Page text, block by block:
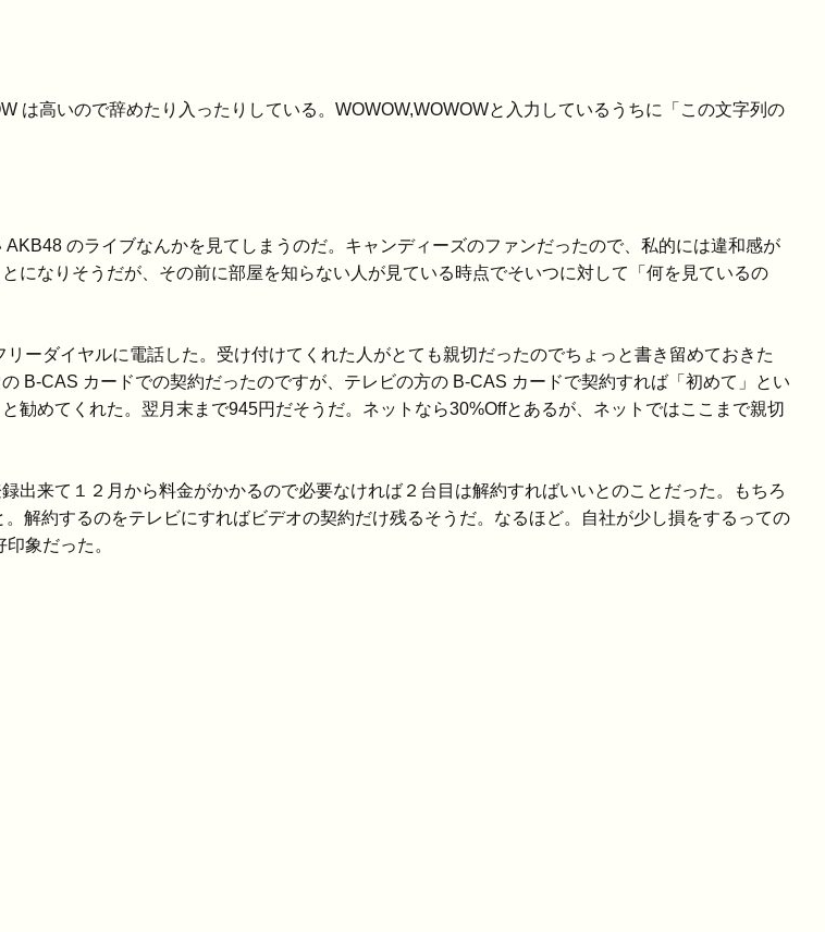
高いので辞めたり入ったりしている。WOWOW,WOWOWと入力しているうちに「この文字列の
のライブなんかを見てしまうのだ。キャンディーズのファンだったので、私的には違和感が
になりそうだが、その前に部屋を知らない人が見ている時点でそいつに対して「何を見ているの
ーダイヤルに電話した。受け付けてくれた人がとても親切だったのでちょっと書き留めておきた
B-CAS カードでの契約だったのですが、テレビの方の B-CAS カードで契約すれば「初めて」とい
勧めてくれた。翌月末まで945円だそうだ。ネットなら30%Offとあるが、ネットではここまで親切
来て１２月から料金がかかるので必要なければ２台目は解約すればいいとのことだった。もちろ
解約するのをテレビにすればビデオの契約だけ残るそうだ。なるほど。自社が少し損をするっての
象だった。